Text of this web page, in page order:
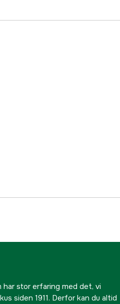
har stor erfaring med det, vi
siden 1911. Derfor kan du altid